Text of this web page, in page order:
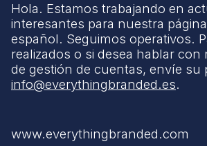
Hola. Estamos trabajando en
interesantes para nuestra
español. Seguimos operativos.
realizados o si desea hablar
de gestión de cuentas, envíe su
info@everythingbranded.es.
www.everythingbranded.com